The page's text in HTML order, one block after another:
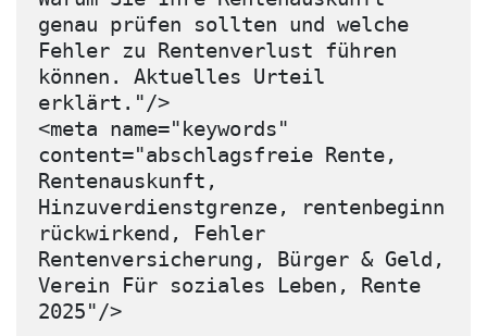
genau prüfen sollten und welche
Fehler zu Rentenverlust führen
können. Aktuelles Urteil
erklärt."/>
<meta name="keywords"
content="abschlagsfreie Rente,
Rentenauskunft,
Hinzuverdienstgrenze, rentenbeginn
rückwirkend, Fehler
Rentenversicherung, Bürger & Geld,
Verein Für soziales Leben, Rente